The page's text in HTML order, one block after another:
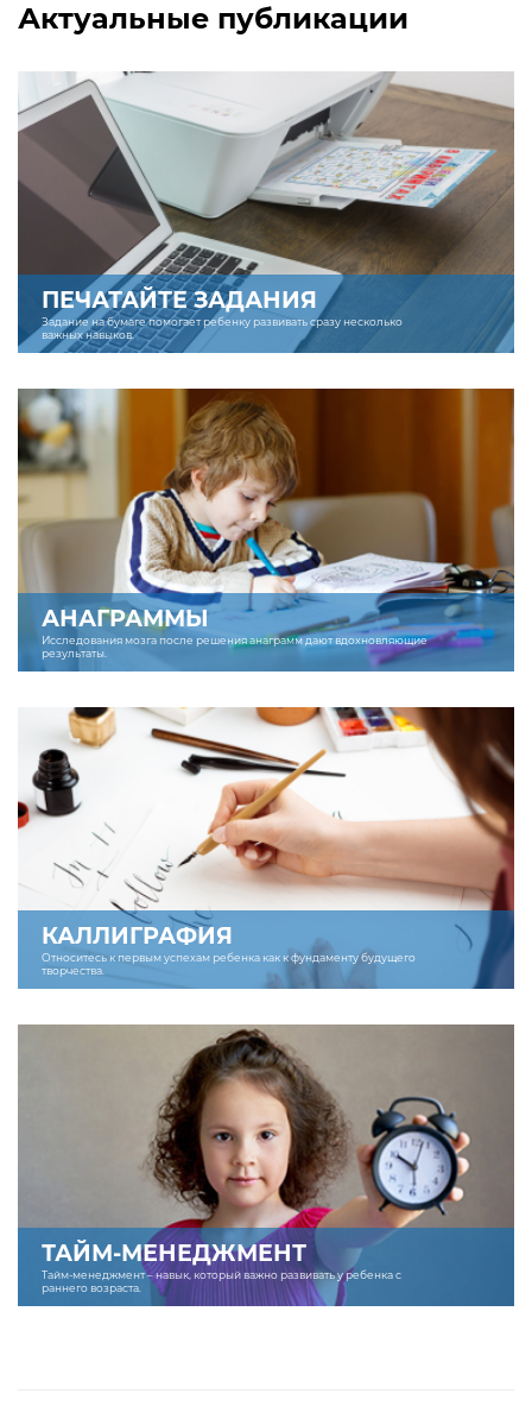
Актуальные публикации
ПЕЧАТАЙТЕ ЗАДАНИЯ
Задание на бумаге помогает ребенку развивать сразу несколько
важных навыков.
АНАГРАММЫ
Исследования мозга после решения анаграмм дают вдохновляющие
результаты.
КАЛЛИГРАФИЯ
Относитесь к первым успехам ребенка как к фундаменту будущего
творчества.
ТАЙМ-МЕНЕДЖМЕНТ
Тайм-менеджмент – навык, который важно развивать у ребенка с
раннего возраста.